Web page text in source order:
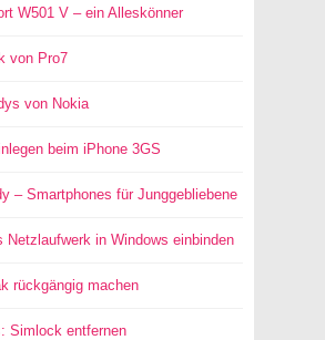
W501 V – ein Alleskönner
von Pro7
von Nokia
beim iPhone 3GS
– Smartphones für Junggebliebene
Netzlaufwerk in Windows einbinden
rückgängig machen
Simlock entfernen